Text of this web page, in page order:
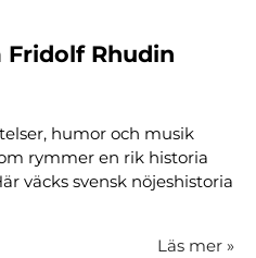
Fridolf Rhudin
humor och musik
rymmer en rik historia
väcks svensk nöjeshistoria
Läs mer »